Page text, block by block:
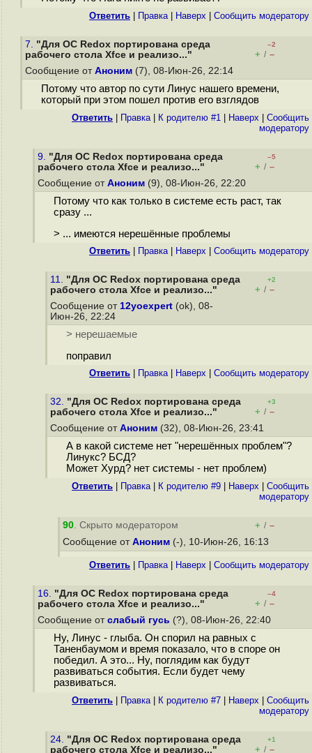
Ответить Правка| Наверх Cообщить модератору
7. "Для ОС Redox портирована среда
рабочего стола Xfce и реализо..."
–2
+ / –
Сообщение от Аноним (7), 08-Июн-26, 22:14
Потому что автор по сути Линус нашего времени,
который при этом пошел против его взглядов
Ответить Правка| К родителю #1 Наверх
Cообщить
модератору
9. "Для ОС Redox портирована среда
рабочего стола Xfce и реализо..."
–5
+ / –
Сообщение от Аноним (9), 08-Июн-26, 22:20
Потому что как только в системе есть раст, так
сразу ...
> ... имеются нерешённые проблемы
Ответить Правка| Наверх Cообщить модератору
11. "Для ОС Redox портирована среда
рабочего стола Xfce и реализо..."
+2
+ / –
Сообщение от 12yoexpert (ok), 08-
Июн-26, 22:24
> нерешаемые
поправил
Ответить Правка| Наверх Cообщить модератору
32. "Для ОС Redox портирована среда
рабочего стола Xfce и реализо..."
+3
+ / –
Сообщение от Аноним (32), 08-Июн-26, 23:41
А в какой системе нет "нерешённых проблем"?
Линукс? БСД?
Может Хурд? нет системы - нет проблем)
Ответить Правка| К родителю #9 Наверх
Cообщить
модератору
90. Скрыто модератором + / –
Сообщение от Аноним (-), 10-Июн-26, 16:13
Ответить Правка| Наверх Cообщить модератору
16. "Для ОС Redox портирована среда
рабочего стола Xfce и реализо..."
–4
+ / –
Сообщение от слабый гусь (?), 08-Июн-26, 22:40
Ну, Линус - глыба. Он спорил на равных с
Таненбаумом и время показало, что в споре он
победил. А это... Ну, поглядим как будут
развиваться события. Если будет чему
развиваться.
Ответить Правка| К родителю #7 Наверх
Cообщить
модератору
24. "Для ОС Redox портирована среда
рабочего стола Xfce и реализо..."
+1
+ / –